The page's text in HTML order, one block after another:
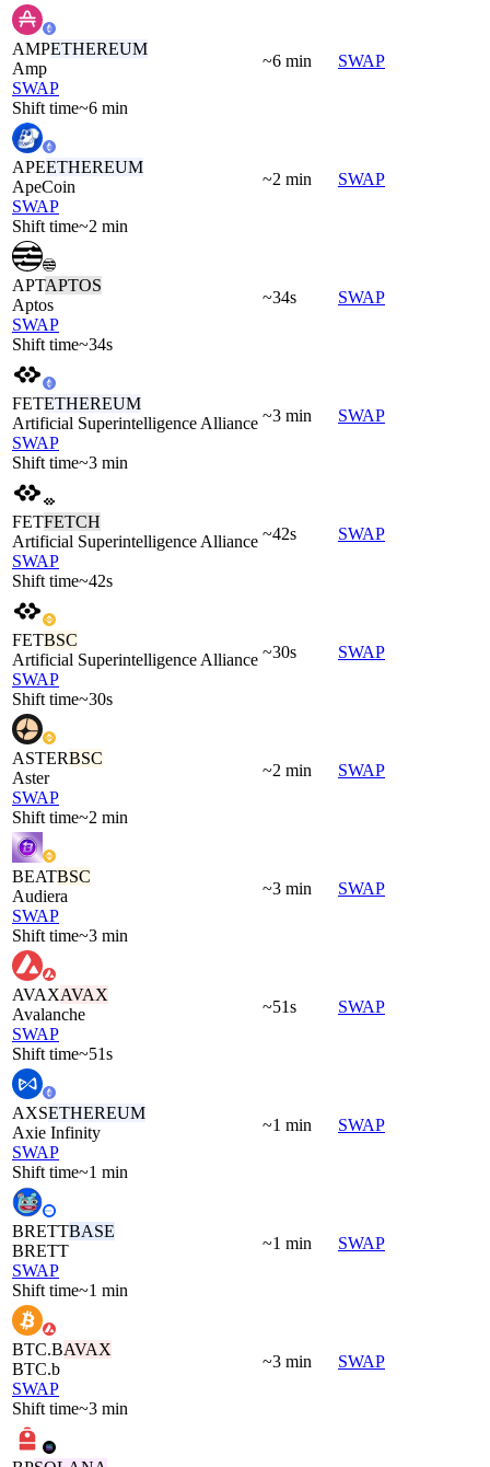
AMPETHEREUM
Amp
SWAP
Shift time~6 min
~6 min SWAP
APEETHEREUM
ApeCoin
SWAP
Shift time~2 min
~2 min SWAP
APTAPTOS
Aptos
SWAP
Shift time~34s
~34s SWAP
FETETHEREUM
Artificial Superintelligence Alliance
SWAP
Shift time~3 min
~3 min SWAP
FETFETCH
Artificial Superintelligence Alliance
SWAP
Shift time~42s
~42s SWAP
FETBSC
Artificial Superintelligence Alliance
SWAP
Shift time~30s
~30s SWAP
ASTERBSC
Aster
SWAP
Shift time~2 min
~2 min SWAP
BEATBSC
Audiera
SWAP
Shift time~3 min
~3 min SWAP
AVAXAVAX
Avalanche
SWAP
Shift time~51s
~51s SWAP
AXSETHEREUM
Axie Infinity
SWAP
Shift time~1 min
~1 min SWAP
BRETTBASE
BRETT
SWAP
Shift time~1 min
~1 min SWAP
BTC.BAVAX
BTC.b
SWAP
Shift time~3 min
~3 min SWAP